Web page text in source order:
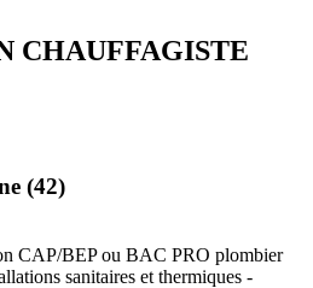
CHAUFFAGISTE
(42)
CAP/BEP ou BAC PRO plombier
sanitaires et thermiques -